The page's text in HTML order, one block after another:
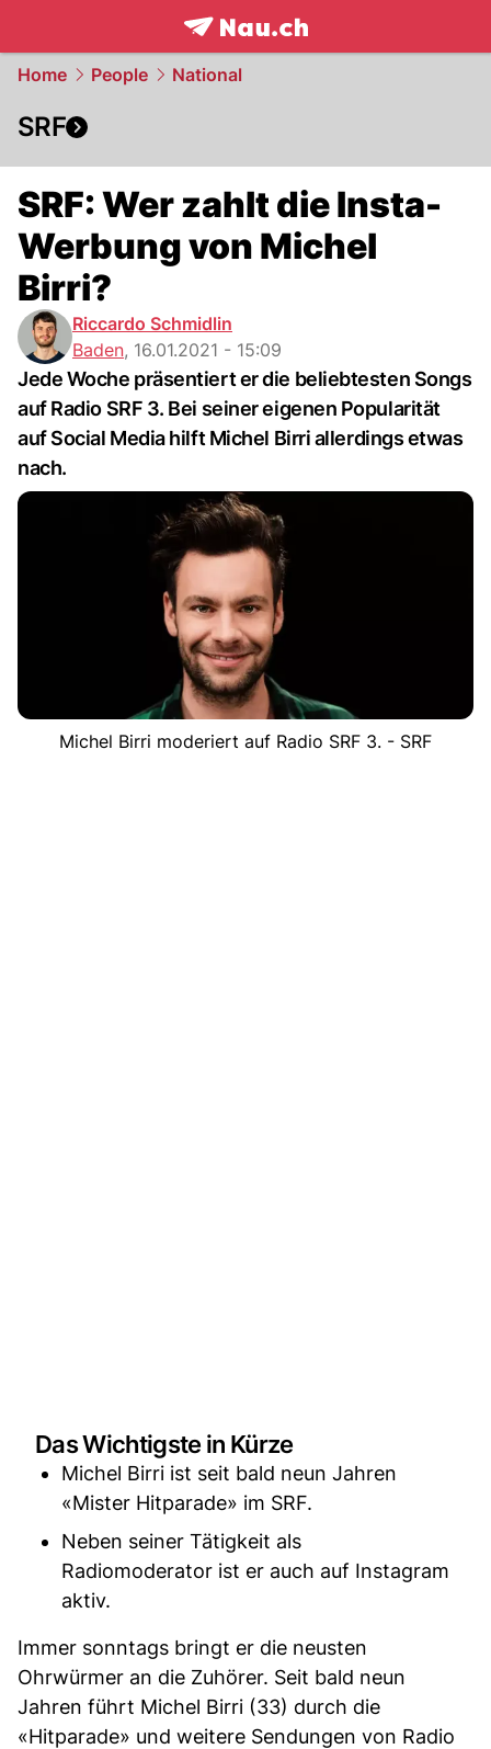
frontpage.NAU.ch
Home People National
SRF
SRF: Wer zahlt die Insta-
Werbung von Michel
Birri?
Riccardo Schmidlin
Baden, 16.01.2021 - 15:09
Jede Woche präsentiert er die beliebtesten Songs
auf Radio SRF 3. Bei seiner eigenen Popularität
auf Social Media hilft Michel Birri allerdings etwas
nach.
Michel Birri moderiert auf Radio SRF 3. - SRF
Das Wichtigste in Kürze
Michel Birri ist seit bald neun Jahren
«Mister Hitparade» im SRF.
Neben seiner Tätigkeit als
Radiomoderator ist er auch auf Instagram
aktiv.
Immer sonntags bringt er die neusten
Ohrwürmer an die Zuhörer. Seit bald neun
Jahren führt Michel Birri (33) durch die
«Hitparade» und weitere Sendungen von Radio